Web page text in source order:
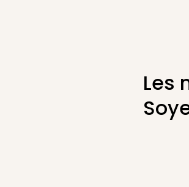
Les